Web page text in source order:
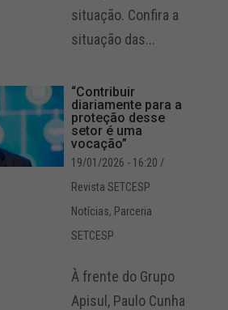
situação. Confira a
situação das...
“Contribuir
diariamente para a
proteção desse
setor é uma
vocação”
19/01/2026 - 16:20 /
Revista SETCESP
Notícias, Parceria
SETCESP
À frente do Grupo
Apisul, Paulo Cunha